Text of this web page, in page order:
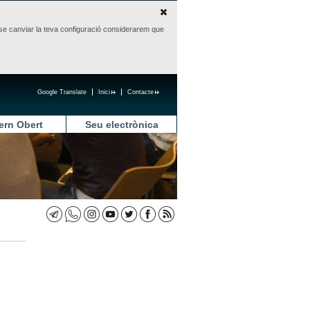
canviar la teva configuració considerarem que
Contacte
Inici
Google Translate
Obert Seu electrònica